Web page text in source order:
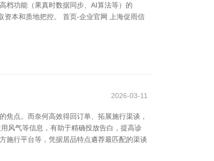
档功能（果真时数据同步、AI算法等）的
资本和质地把控。 首页-企业官网 上海促雨信
2026-03-11
点。而奈何高效得回订单、拓展施行渠谈，
风气等信息，有助于精确投放告白，提高诊
施行平台等，凭据居品特点遴荐最匹配的渠谈